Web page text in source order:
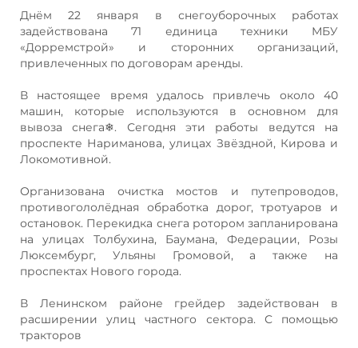
Днём 22 января в снегоуборочных работах
задействована 71 единица техники МБУ
«Дорремстрой» и сторонних организаций,
привлеченных по договорам аренды.
В настоящее время удалось привлечь около 40
машин, которые используются в основном для
вывоза снега❄. Сегодня эти работы ведутся на
проспекте Нариманова, улицах Звёздной, Кирова и
Локомотивной.
Организована очистка мостов и путепроводов,
противогололёдная обработка дорог, тротуаров и
остановок. Перекидка снега ротором запланирована
на улицах Толбухина, Баумана, Федерации, Розы
Люксембург, Ульяны Громовой, а также на
проспектах Нового города.
В Ленинском районе грейдер задействован в
расширении улиц частного сектора. С помощью
тракторов